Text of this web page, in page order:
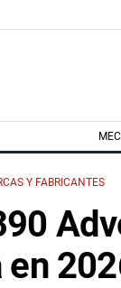
Y FABRICANTES
en